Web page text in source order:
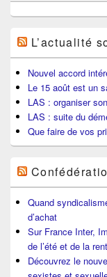
L’actualité
Nouvel accord
Le 15 août est un
LAS : organiser
LAS : suite du
Que faire de vos
Quand
d’achat
Sur France Inter,
de l’été et de la
Découvrez le